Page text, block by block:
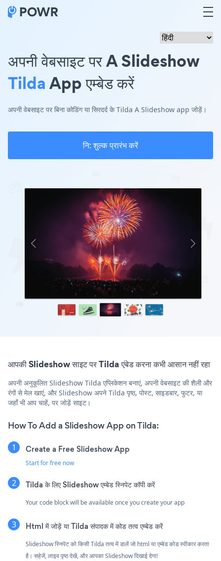
अपनी वेबसाइट पर A Slideshow
TildaApp एम्बेड करें
अपनी वेबसाइट पर बिना कोडिंग या सिरदर्द के Tilda A Slideshow app जोड़ें।
नि: शुल्क प्रारंभ करें
आपकी Slideshow साइट पर Tilda एंबेड करना कभी आसान नहीं रहा
अपनी अनुकूलित Slideshow Tilda एप्लिकेशन बनाएं, अपनी वेबसाइट की शैली और
रंगों से मेल खाएं, और Slideshow अपने Tilda पृष्ठ, पोस्ट, साइडबार, फुटर, या
जहाँ भी आप चाहें, पर जोड़ें साइट।
How To Add a Slideshow App on Tilda:
Create a Free Slideshow App
Start for free now
Tilda के लिए Slideshow एम्बेड स्निपेट कॉपी करें
Your code block will be available once you create your app
Html में जोड़ें या Tilda संपादक में कोड तत्व एम्बेड करें
Slideshow स्निपेट को किसी Tilda तत्व में डालें जो html या एम्बेड कोड स्वीकार करता
है। सहेजें, लाइव पृष्ठ देखें, और आपका Slideshow दिखाई देगा!